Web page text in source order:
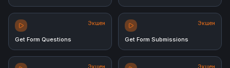
Экшен
Get Form Questions
Экшен
Get Form Submissions
Экшен Экшен